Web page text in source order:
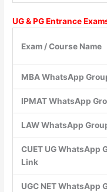
UG & PG Entrance
Exam / Course Name
MBA WhatsApp
IPMAT WhatsApp
LAW WhatsApp
CUET UG WhatsApp
Link
UGC NET WhatsApp